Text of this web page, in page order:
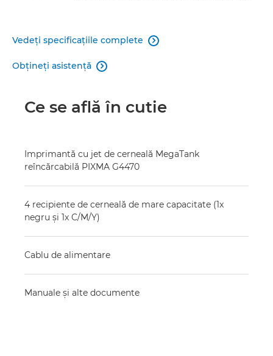
Vedeţi specificaţiile complete 
Obţineţi asistenţă 
Ce se află în cutie
Imprimantă cu jet de cerneală MegaTank
reîncărcabilă PIXMA G4470
4 recipiente de cerneală de mare capacitate (1x
negru şi 1x C/M/Y)
Cablu de alimentare
Manuale şi alte documente